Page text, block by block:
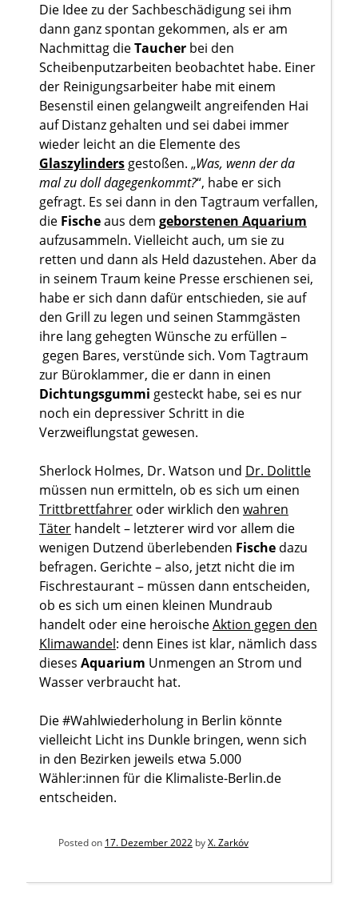
Die Idee zu der Sachbeschädigung sei ihm
dann ganz spontan gekommen, als er am
Nachmittag dieTaucherbei den
Scheibenputzarbeiten beobachtet habe. Einer
der Reinigungsarbeiter habe mit einem
Besenstil einen gelangweilt angreifenden Hai
auf Distanz gehalten und sei dabei immer
wieder leicht an die Elemente des
Glaszylindersgestoßen. „Was, wenn der da
mal zu doll dagegenkommt?“, habe er sich
gefragt. Es sei dann in den Tagtraum verfallen,
die Fischeaus dem geborstenen Aquarium
aufzusammeln. Vielleicht auch, um sie zu
retten und dann als Held dazustehen. Aber da
in seinem Traum keine Presse erschienen sei,
habe er sich dann dafür entschieden, sie auf
den Grill zu legen und seinen Stammgästen
ihre lang gehegten Wünsche zu erfüllen –
gegen Bares, verstünde sich. Vom Tagtraum
zur Büroklammer, die er dann in einen
Dichtungsgummi gesteckt habe, sei es nur
noch ein depressiver Schritt in die
Verzweiflungstat gewesen.
Sherlock Holmes, Dr. Watson und Dr. Dolittle
müssen nun ermitteln, ob es sich um einen
Trittbrettfahreroder wirklich den wahren
Täterhandelt – letzterer wird vor allem die
wenigen Dutzend überlebenden Fischedazu
befragen. Gerichte – also, jetzt nicht die im
Fischrestaurant – müssen dann entscheiden,
ob es sich um einen kleinen Mundraub
handelt oder eine heroischeAktion gegen den
Klimawandel: denn Eines ist klar, nämlich dass
dieses Aquarium Unmengen an Strom und
Wasser verbraucht hat.
Die #Wahlwiederholung in Berlin könnte
vielleicht Licht ins Dunkle bringen, wenn sich
in den Bezirken jeweils etwa 5.000
Wähler:innen für die Klimaliste-Berlin.de
entscheiden.
Posted on 17. Dezember 2022byX. Zarkóv